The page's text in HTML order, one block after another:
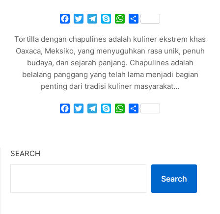
Facebook
TwitterTelegram
SkypeWhatsApp
Share
Tortilla dengan chapulines adalah kuliner ekstrem khas
Oaxaca, Meksiko, yang menyuguhkan rasa unik, penuh
budaya, dan sejarah panjang. Chapulines adalah
belalang panggang yang telah lama menjadi bagian
penting dari tradisi kuliner masyarakat…
Facebook
TwitterTelegram
SkypeWhatsApp
Share
SEARCH
Search